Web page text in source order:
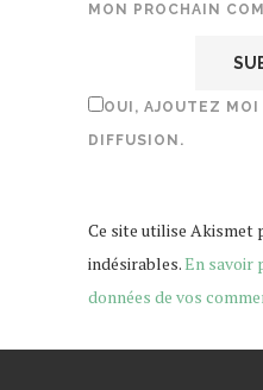
MON PROCHAIN
OUI, AJOUTEZ
DIFFUSION.
Ce site utilise Akismet
indésirables.En savoir
données de vos